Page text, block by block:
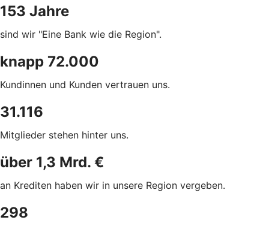
153 Jahre
sind wir "Eine Bank wie die Region".
knapp 72.000
Kundinnen und Kunden vertrauen uns.
31.116
Mitglieder stehen hinter uns.
über 1,3 Mrd. €
an Krediten haben wir in unsere Region vergeben.
298